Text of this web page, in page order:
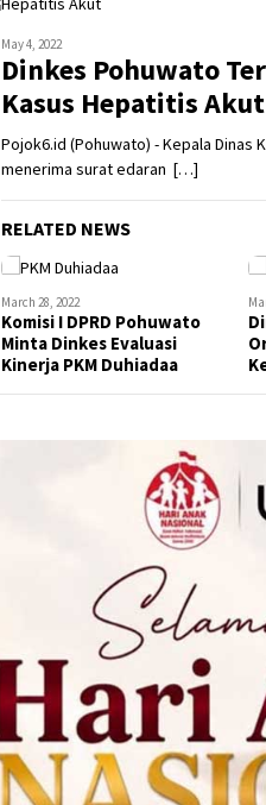
May 4, 2022
Dinkes Pohuwato
Kasus Hepatitis Akut
Pojok6.id (Pohuwato) - Kepala Dinas
menerima surat edaran […]
RELATED NEWS
March 28, 2022
Komisi I DPRD Pohuwato
Minta Dinkes Evaluasi
Kinerja PKM Duhiadaa